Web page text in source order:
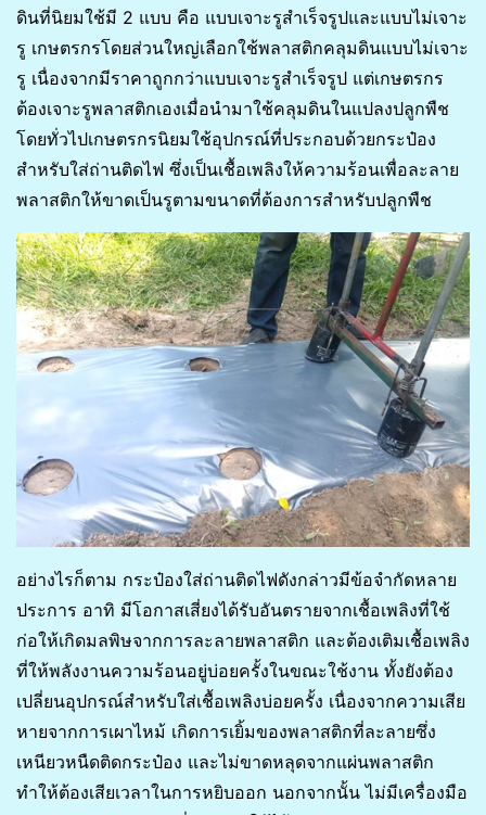
ดินที่นิยมใช้มี 2 แบบ คือ แบบเจาะรูสำเร็จรูปและแบบไม่เจาะ
รู เกษตรกรโดยส่วนใหญ่เลือกใช้พลาสติกคลุมดินแบบไม่เจาะ
รู เนื่องจากมีราคาถูกกว่าแบบเจาะรูสำเร็จรูป แต่เกษตรกร
ต้องเจาะรูพลาสติกเองเมื่อนำมาใช้คลุมดินในแปลงปลูกพืช
โดยทั่วไปเกษตรกรนิยมใช้อุปกรณ์ที่ประกอบด้วยกระป๋อง
สำหรับใส่ถ่านติดไฟ ซึ่งเป็นเชื้อเพลิงให้ความร้อนเพื่อละลาย
พลาสติกให้ขาดเป็นรูตามขนาดที่ต้องการสำหรับปลูกพืช
อย่างไรก็ตาม กระป๋องใส่ถ่านติดไฟดังกล่าวมีข้อจำกัดหลาย
ประการ อาทิ มีโอกาสเสี่ยงได้รับอันตรายจากเชื้อเพลิงที่ใช้
ก่อให้เกิดมลพิษจากการละลายพลาสติก และต้องเติมเชื้อเพลิง
ที่ให้พลังงานความร้อนอยู่บ่อยครั้งในขณะใช้งาน ทั้งยังต้อง
เปลี่ยนอุปกรณ์สำหรับใส่เชื้อเพลิงบ่อยครั้ง เนื่องจากความเสีย
หายจากการเผาไหม้ เกิดการเยิ้มของพลาสติกที่ละลายซึ่ง
เหนียวหนืดติดกระป๋อง และไม่ขาดหลุดจากแผ่นพลาสติก
ทำให้ต้องเสียเวลาในการหยิบออก นอกจากนั้น ไม่มีเครื่องมือ